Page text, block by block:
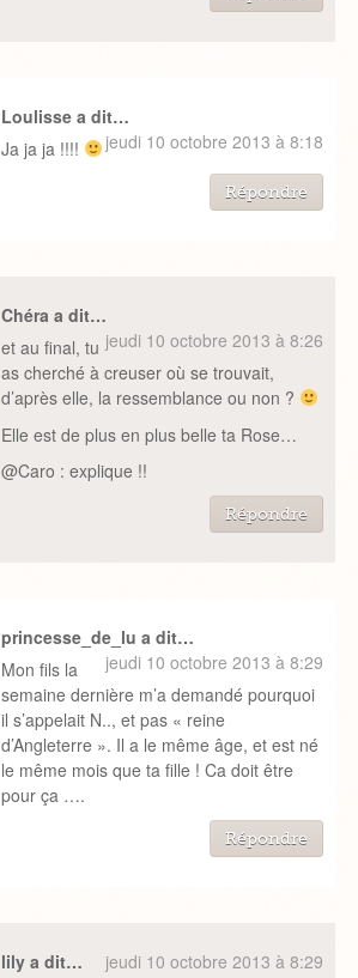
Loulisse a dit…
jeudi 10 octobre 2013 à 8:18
Ja ja ja !!!!
Répondre
Chéra a dit…
jeudi 10 octobre 2013 à 8:26
et au final, tu
as cherché à creuser où se trouvait,
d’après elle, la ressemblance ou non ?
Elle est de plus en plus belle ta Rose…
@Caro : explique !!
Répondre
princesse_de_lu a dit…
jeudi 10 octobre 2013 à 8:29
Mon fils la
semaine dernière m’a demandé pourquoi
il s’appelait N.., et pas « reine
d’Angleterre ». Il a le même âge, et est né
le même mois que ta fille ! Ca doit être
pour ça ….
Répondre
lily a dit… jeudi 10 octobre 2013 à 8:29